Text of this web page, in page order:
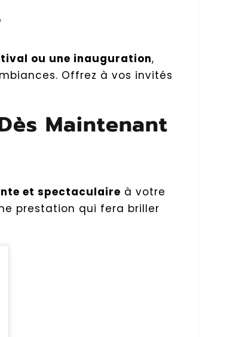
ou une inauguration,
Offrez à vos invités
Maintenant
et spectaculaire à votre
prestation qui fera briller